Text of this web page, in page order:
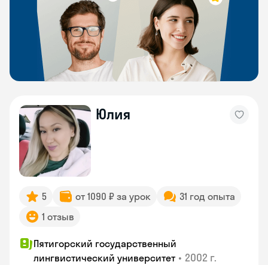
Юлия
5 от 1090 ₽ за урок
31 год опыта
1 отзыв
Пятигорский государственный
лингвистический университет • 2002 г.